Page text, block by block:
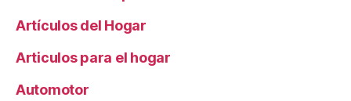
Artículos del Hogar
Articulos para el hogar
Automotor